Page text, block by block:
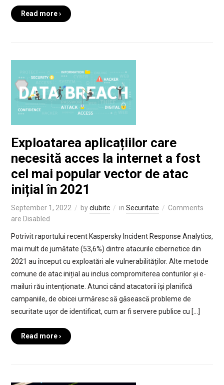
Read more ›
Exploatarea aplicațiilor care
necesită acces la internet a fost
cel mai popular vector de atac
inițial în 2021
September 1, 2022 byclubitc in Securitate
Comments
are Disabled
Potrivit raportului recent Kaspersky Incident Response Analytics,
mai mult de jumătate (53,6%) dintre atacurile cibernetice din
2021 au început cu exploatări ale vulnerabilităților. Alte metode
comune de atac inițial au inclus compromiterea conturilor și e-
mailuri rău intenționate. Atunci când atacatorii își planifică
campaniile, de obicei urmăresc să găsească probleme de
securitate ușor de identificat, cum ar fi servere publice cu […]
Read more ›